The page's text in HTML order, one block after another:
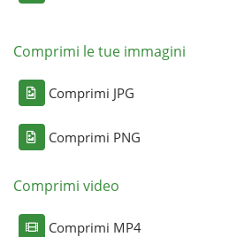
Comprimi le tue immagini
Comprimi JPG
Comprimi PNG
Comprimi video
Comprimi MP4